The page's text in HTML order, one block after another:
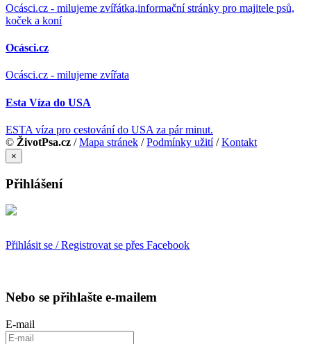
Ocásci.cz - milujeme zvířátka,informační stránky pro majitele psů,
koček a koní
Ocásci.cz
Ocásci.cz - milujeme zvířata
Esta Víza do USA
ESTA víza pro cestování do USA za pár minut.
© ŽivotPsa.cz /Mapa stránek /Podmínky užití/Kontakt
×
Přihlášení
Přihlásit se / Registrovat se přes Facebook
Nebo se přihlašte e-mailem
E-mail